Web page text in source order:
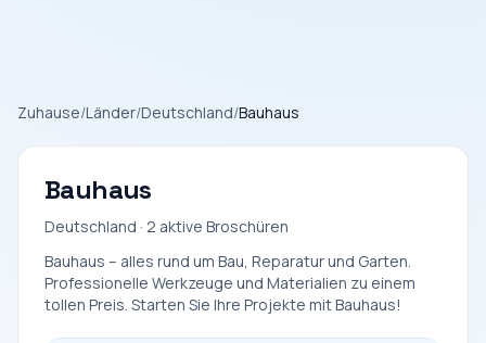
Zuhause/Länder/Deutschland/Bauhaus
Bauhaus
Deutschland · 2 aktive Broschüren
Bauhaus – alles rund um Bau, Reparatur und Garten.
Professionelle Werkzeuge und Materialien zu einem
tollen Preis. Starten Sie Ihre Projekte mit Bauhaus!